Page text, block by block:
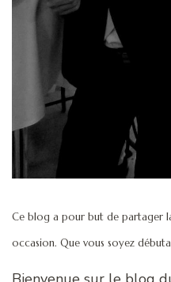
Ce blog a pour but de partager
occasion. Que vous soyez